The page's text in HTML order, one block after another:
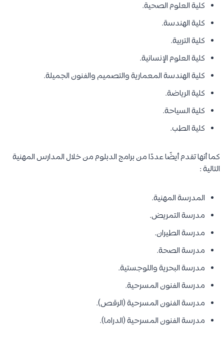
كلية العلوم الصحية.
كلية الهندسة.
كلية التربية.
كلية العلوم الإنسانية.
كلية الهندسة المعمارية والتصميم والفنون الجميلة.
كلية الرياضة.
كلية السياحة.
كلية الطب.
كما أنها تقدم أيضًا عددًا من برامج الدبلوم من خلال المدارس المهنية
التالية :
المدرسة المهنية.
مدرسة التمريض.
مدرسة الطيران.
مدرسة الصحة.
مدرسة البحرية واللوجستية.
مدرسة الفنون المسرحية.
مدرسة الفنون المسرحية (الرقص).
مدرسة الفنون المسرحية (الدراما).